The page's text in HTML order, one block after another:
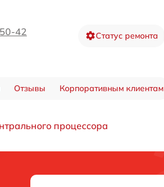
42 Статус ремонта
Отзывы Корпоративным клиентам
процессора